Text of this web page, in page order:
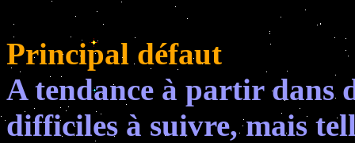
Principal défaut
A tendance à partir dans
difficiles à suivre, mais